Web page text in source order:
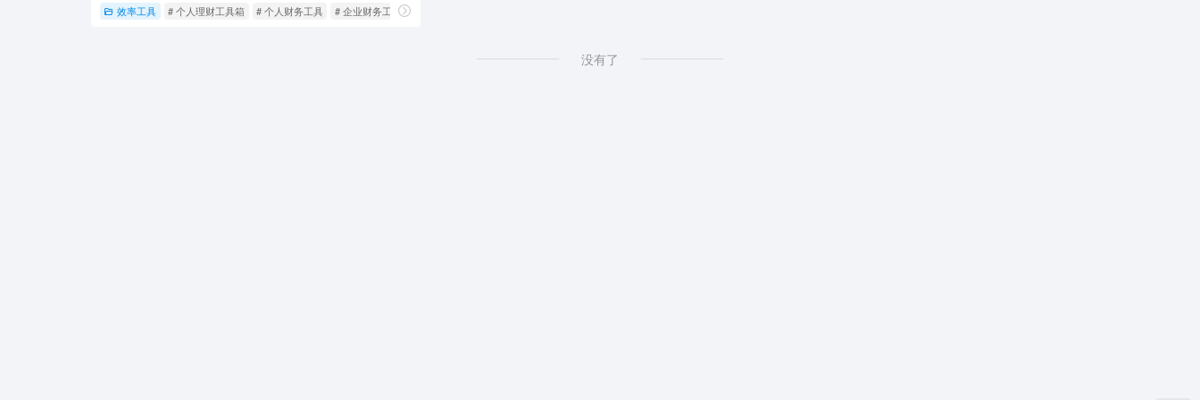
效率工具 # 个人理财工具箱 # 个人财务工具 # 企业财务工具
没有了